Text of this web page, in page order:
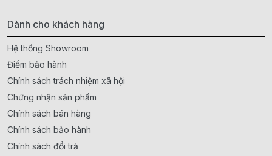
Dành cho khách hàng
Hệ thống Showroom
Điểm bảo hành
Chính sách trách nhiệm xã hội
Chứng nhận sản phẩm
Chính sách bán hàng
Chính sách bảo hành
Chính sách đổi trả